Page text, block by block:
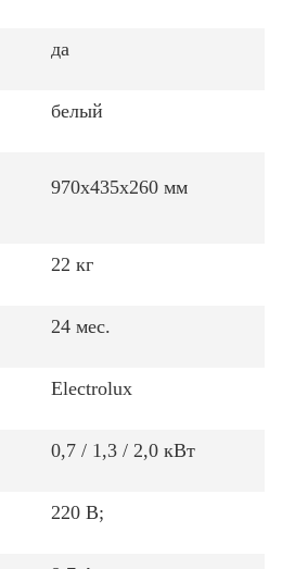
да
белый
970x435x260 мм
22 кг
24 мес.
Electrolux
0,7 / 1,3 / 2,0 кВт
220 В;